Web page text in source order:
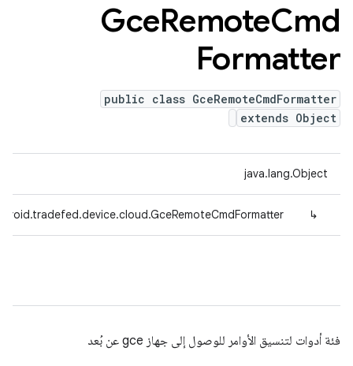
GceRemoteCmd
Formatter
public class GceRemoteCmdFormatter
extends Object
java.lang.Object
↳
فئة أدوات لتنسيق الأوامر للوصول إلى جهاز gce عن بُعد